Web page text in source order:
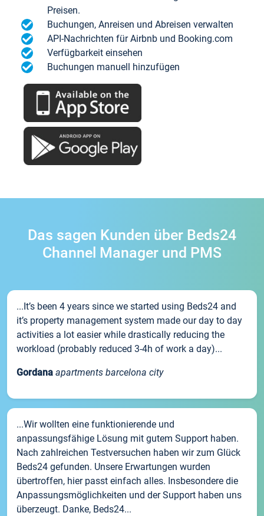
Preisen.
Buchungen, Anreisen und Abreisen verwalten
API-Nachrichten für Airbnb und Booking.com
Verfügbarkeit einsehen
Buchungen manuell hinzufügen
Das sagen Kunden über Beds24
Channel Manager und PMS
...It’s been 4 years since we started using Beds24 and
it’s property management system made our day to day
activities a lot easier while drastically reducing the
workload (probably reduced 3-4h of work a day)...
Gordana apartments barcelona city
...Wir wollten eine funktionierende und
anpassungsfähige Lösung mit gutem Support haben.
Nach zahlreichen Testversuchen haben wir zum Glück
Beds24 gefunden. Unsere Erwartungen wurden
übertroffen, hier passt einfach alles. Insbesondere die
Anpassungsmöglichkeiten und der Support haben uns
überzeugt. Danke, Beds24...